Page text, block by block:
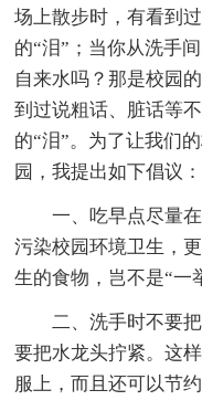
场上散步时，有看到
的“泪”；当你从洗手
自来水吗？那是校园
到过说粗话、脏话等
的“泪”。为了让我们
园，我提出如下倡议：
一、吃早点尽量
污染校园环境卫生，
生的食物，岂不是“一
二、洗手时不要
要把水龙头拧紧。这
服上，而且还可以节约